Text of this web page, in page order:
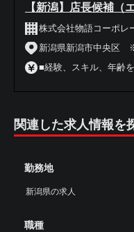
【新潟】店長候補（
株式会社物語コーポレ
新潟県新潟市中央区
■経験、スキル、年齢
関連した求人情報を
勤務地
新潟県の求人
職種